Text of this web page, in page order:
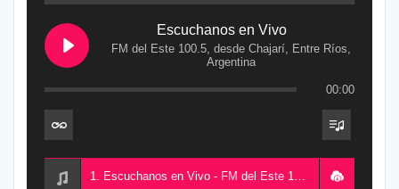
Escuchanos en Vivo
FM del Este 100.5, desde Chajarí, Entre Ríos,
Argentina
00:00
1. Escuchanos en Vivo - FM del Este 100.5, desde Chajarí, Entre Ríos, Argentina